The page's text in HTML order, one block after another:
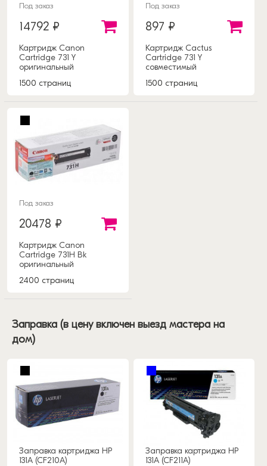
Под заказ
14792 ₽
Картридж Canon
Cartridge 731 Y
оригинальный
1500 страниц
Под заказ
897 ₽
Картридж Cactus
Cartridge 731 Y
совместимый
1500 страниц
Под заказ
20478 ₽
Картридж Canon
Cartridge 731H Bk
оригинальный
2400 страниц
Заправка (в цену включен выезд мастера на
дом)
Заправка картриджа HP
131A (CF210A)
Заправка картриджа HP
131A (CF211A)